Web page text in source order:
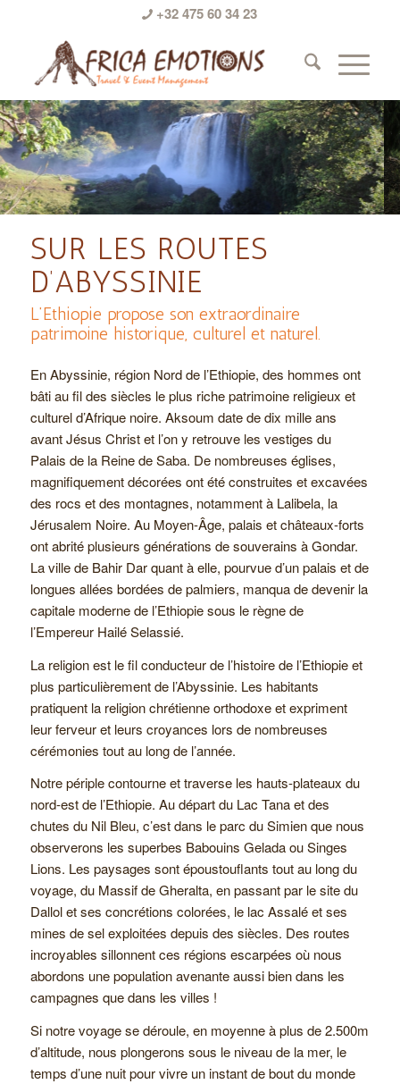
+32 475 60 34 23
SUR LES ROUTES
D’ABYSSINIE
L’Ethiopie propose son extraordinaire
patrimoine historique, culturel et naturel.
En Abyssinie, région Nord de l’Ethiopie, des hommes ont
bâti au fil des siècles le plus riche patrimoine religieux et
culturel d’Afrique noire. Aksoum date de dix mille ans
avant Jésus Christ et l’on y retrouve les vestiges du
Palais de la Reine de Saba. De nombreuses églises,
magnifiquement décorées ont été construites et excavées
des rocs et des montagnes, notamment à Lalibela, la
Jérusalem Noire. Au Moyen-Âge, palais et châteaux-forts
ont abrité plusieurs générations de souverains à Gondar.
La ville de Bahir Dar quant à elle, pourvue d’un palais et de
longues allées bordées de palmiers, manqua de devenir la
capitale moderne de l’Ethiopie sous le règne de
l’Empereur Hailé Selassié.
La religion est le fil conducteur de l’histoire de l’Ethiopie et
plus particulièrement de l’Abyssinie. Les habitants
pratiquent la religion chrétienne orthodoxe et expriment
leur ferveur et leurs croyances lors de nombreuses
cérémonies tout au long de l’année.
Notre périple contourne et traverse les hauts-plateaux du
nord-est de l’Ethiopie. Au départ du Lac Tana et des
chutes du Nil Bleu, c’est dans le parc du Simien que nous
observerons les superbes Babouins Gelada ou Singes
Lions. Les paysages sont époustouflants tout au long du
voyage, du Massif de Gheralta, en passant par le site du
Dallol et ses concrétions colorées, le lac Assalé et ses
mines de sel exploitées depuis des siècles. Des routes
incroyables sillonnent ces régions escarpées où nous
abordons une population avenante aussi bien dans les
campagnes que dans les villes !
Si notre voyage se déroule, en moyenne à plus de 2.500m
d’altitude, nous plongerons sous le niveau de la mer, le
temps d’une nuit pour vivre un instant de bout du monde